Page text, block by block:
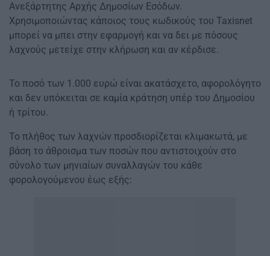
Ανεξάρτητης Αρχής Δημοσίων Εσόδων.
Χρησιμοποιώντας κάποιος τους κωδικούς του Taxisnet
μπορεί να μπει στην εφαρμογή και να δει με πόσους
λαχνούς μετείχε στην κλήρωση και αν κέρδισε.
Το ποσό των 1.000 ευρώ είναι ακατάσχετο, αφορολόγητο
και δεν υπόκειται σε καμία κράτηση υπέρ του Δημοσίου
ή τρίτου.
Το πλήθος των λαχνών προσδιορίζεται κλιμακωτά, με
βάση το άθροισμα των ποσών που αντιστοιχούν στο
σύνολο των μηνιαίων συναλλαγών του κάθε
φορολογούμενου έως εξής: